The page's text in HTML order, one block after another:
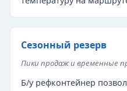
Сезонный резерв
Пики продаж и временные
Б/у рефконтейнер